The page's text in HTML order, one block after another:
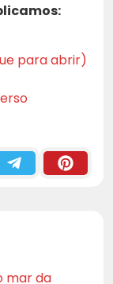
para abrir)
mar da